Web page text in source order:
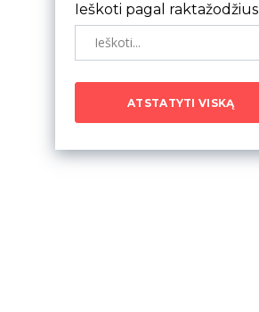
Ieškoti pagal raktažodžius
ATSTATYTI VISKĄ